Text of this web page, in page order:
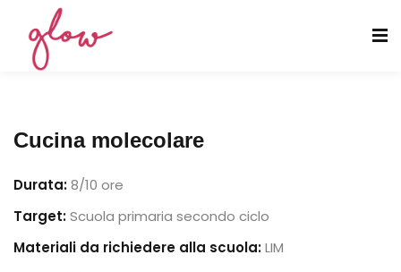
Cucina Molecolare
Biologia e sostenibilità
Cucina molecolare
Durata:8/10 ore
Target:Scuola primaria secondo ciclo
Materiali da richiedere alla scuola:LIM